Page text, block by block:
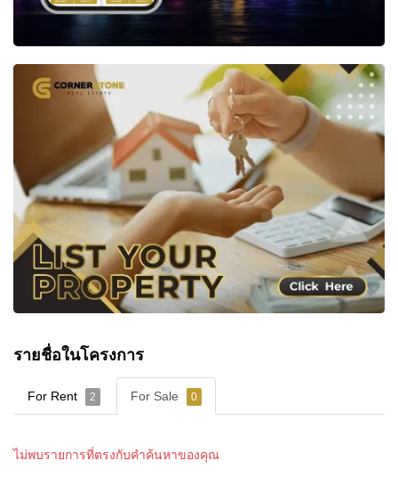
รายชื่อในโครงการ
For Rent 2 For Sale 0
ไม่พบรายการที่ตรงกับคำค้นหาของคุณ